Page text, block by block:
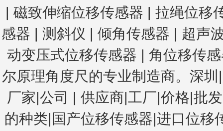
| 磁致伸缩位移传感器 | 拉绳位移
感器 | 测斜仪 | 倾角传感器 | 超声
动变压式位移传感器 | 角位移传
尔原理角度尺 的专业制造商。深
厂家|公司 | 供应商|工厂|价格|批
的种类|国产位移传感器|进口位移